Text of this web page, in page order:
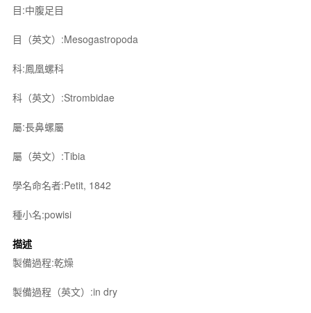
目:中腹足目
目（英文）:Mesogastropoda
科:鳳凰螺科
科（英文）:Strombidae
屬:長鼻螺屬
屬（英文）:Tibia
學名命名者:Petit, 1842
種小名:powisi
描述
製備過程:乾燥
製備過程（英文）:in dry